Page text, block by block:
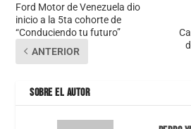
Ford Motor de Venezuela dio
inicio a la 5ta cohorte de
“Conduciendo tu futuro”
ANTERIOR
SOBRE EL AUTOR